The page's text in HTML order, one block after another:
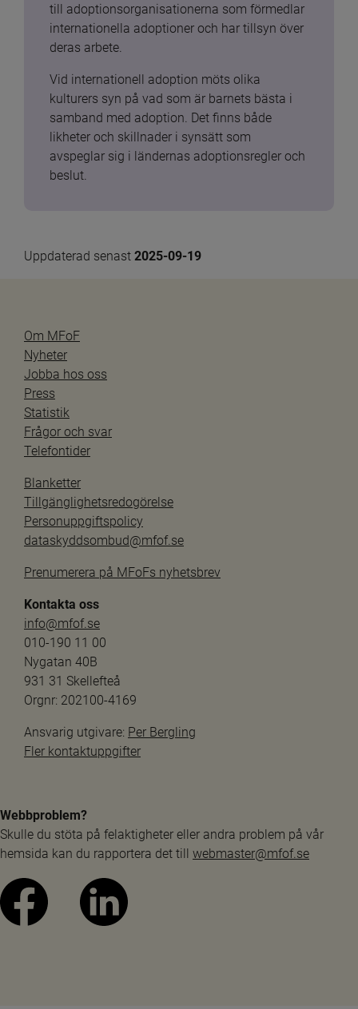
till adoptionsorganisationerna som förmedlar
internationella adoptioner och har tillsyn över
deras arbete.
Vid internationell adoption möts olika
kulturers syn på vad som är barnets bästa i
samband med adoption. Det finns både
likheter och skillnader i synsätt som
avspeglar sig i ländernas adoptionsregler och
beslut.
Uppdaterad senast 2025-09-19
Om MFoF
Nyheter
Jobba hos oss
Press
Statistik
Frågor och svar
Telefontider
Blanketter
Tillgänglighetsredogörelse
Personuppgiftspolicy
dataskyddsombud@mfof.se
Prenumerera på MFoFs nyhetsbrev
Kontakta oss
info@mfof.se
010-190 11 00
Nygatan 40B
931 31 Skellefteå
Orgnr: 202100-4169
Ansvarig utgivare: Per Bergling
Fler kontaktuppgifter
Webbproblem?
Skulle du stöta på felaktigheter eller andra problem på vår
hemsida kan du rapportera det till webmaster@mfof.se